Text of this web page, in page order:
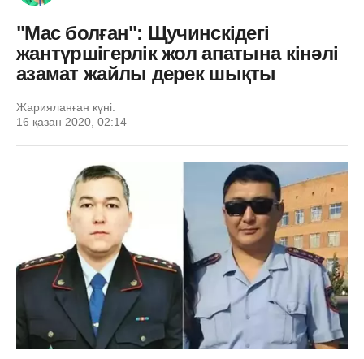
"Мас болған": Щучинскідегі
жантүршігерлік жол апатына кінәлі
азамат жайлы дерек шықты
Жарияланған күні:
16 қазан 2020, 02:14